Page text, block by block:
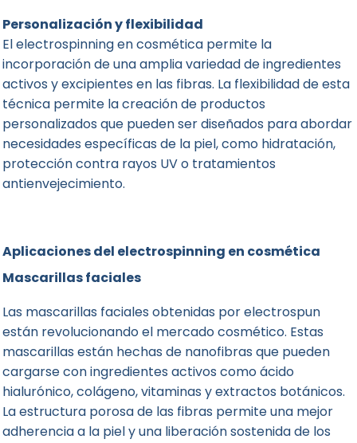
Personalización y flexibilidad
El electrospinning en cosmética permite la
incorporación de una amplia variedad de ingredientes
activos y excipientes en las fibras. La flexibilidad de esta
técnica permite la creación de productos
personalizados que pueden ser diseñados para abordar
necesidades específicas de la piel, como hidratación,
protección contra rayos UV o tratamientos
antienvejecimiento.
Aplicaciones del electrospinning en cosmética
Mascarillas faciales
Las mascarillas faciales obtenidas por electrospun
están revolucionando el mercado cosmético. Estas
mascarillas están hechas de nanofibras que pueden
cargarse con ingredientes activos como ácido
hialurónico, colágeno, vitaminas y extractos botánicos.
La estructura porosa de las fibras permite una mejor
adherencia a la piel y una liberación sostenida de los